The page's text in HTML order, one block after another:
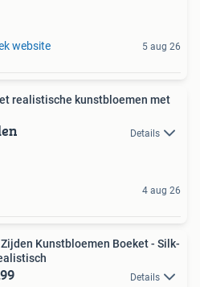
website 5 aug 26
realistische kunstbloemen met
Details
4 aug 26
Kunstbloemen Boeket - Silk-
Details